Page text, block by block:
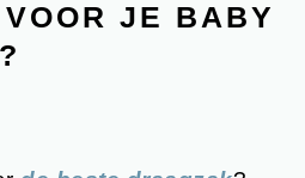
JE BABY